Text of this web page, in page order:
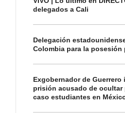
delegados a Cali
Delegación
Colombia para la posesión
Exgobernador de Guerrero
prisión acusado de ocultar
caso estudiantes en